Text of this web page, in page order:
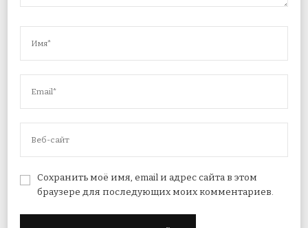
Сохранить моё имя, email и адрес сайта в этом
браузере для последующих моих комментариев.